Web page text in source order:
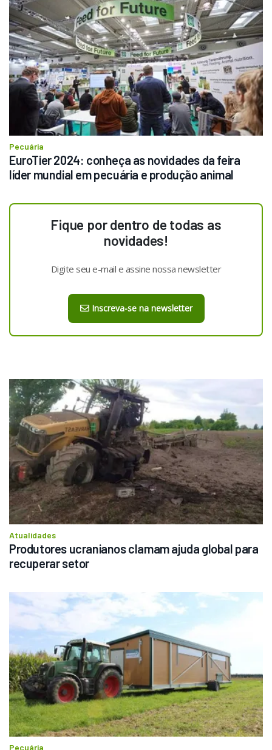
Pecuária
EuroTier 2024: conheça as novidades da feira
líder mundial em pecuária e produção animal
Fique por dentro de todas as
novidades!
Digite seu e-mail e assine nossa newsletter
Inscreva-se na newsletter
Atualidades
Produtores ucranianos clamam ajuda global para
recuperar setor
Pecuária